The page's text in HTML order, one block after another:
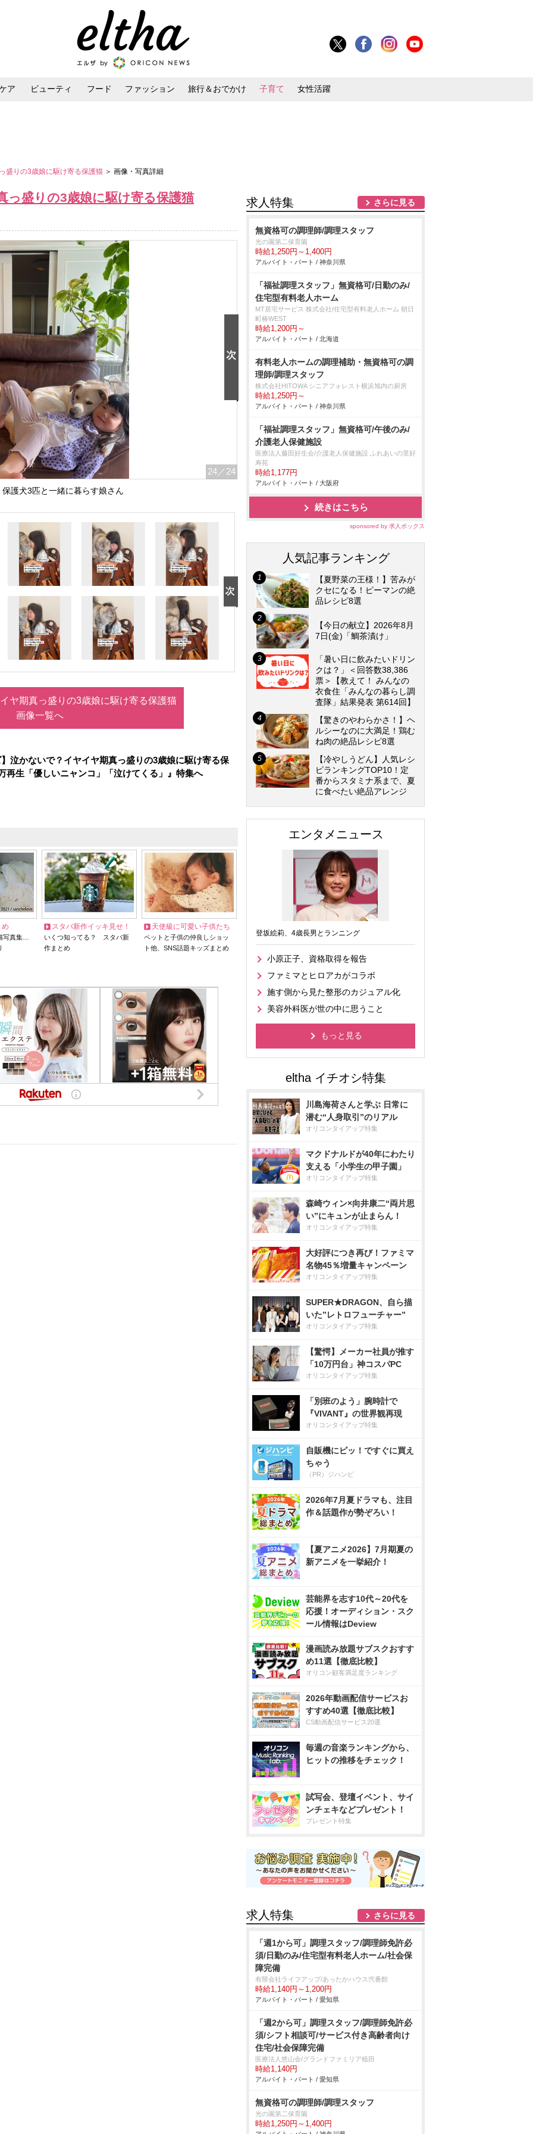
ア ビューティ フード ファッション 旅行＆おでかけ 子育て 女性活躍
盛りの3歳娘に駆け寄る保護猫 ＞ 画像・写真詳細
っ盛りの3歳娘に駆け寄る保護猫
24 ／24
護犬3匹と一緒に暮らす娘さん
ヤ期真っ盛りの3歳娘に駆け寄る保護猫
画像一覧へ
泣かないで？イヤイヤ期真っ盛りの3歳娘に駆け寄る保
再生「優しいニャンコ」「泣けてくる」』特集へ
め
写真集…
スタバ新作イッキ見せ！
いくつ知ってる？ スタバ新
作まとめ
天使級に可愛い子供たち
ペットと子供の仲良しショッ
ト他、SNS話題キッズまとめ
求人特集 さらに見る
無資格可の調理師/調理スタッフ
光の園第二保育園
時給1,250円～1,400円
アルバイト・パート / 神奈川県
「福祉調理スタッフ」無資格可/日勤のみ/
住宅型有料老人ホーム
MT居宅サービス 株式会社/住宅型有料老人ホーム 朝日
町椿WEST
時給1,200円～
アルバイト・パート / 北海道
有料老人ホームの調理補助・無資格可の調
理師/調理スタッフ
株式会社HITOWA シニアフォレスト横浜旭内の厨房
時給1,250円～
アルバイト・パート / 神奈川県
「福祉調理スタッフ」無資格可/午後のみ/
介護老人保健施設
医療法人藤田好生会/介護老人保健施設 ふれあいの里好
寿苑
時給1,177円
アルバイト・パート / 大阪府
続きはこちら
sponsored by 求人ボックス
人気記事ランキング
【夏野菜の王様！】苦みが
クセになる！ピーマンの絶
品レシピ8選
【今日の献立】2026年8月
7日(金)「鯛茶漬け」
「暑い日に飲みたいドリン
クは？」＜回答数38,386
票＞【教えて！ みんなの
衣食住「みんなの暮らし調
査隊」結果発表 第614回】
【驚きのやわらかさ！】ヘ
ルシーなのに大満足！鶏む
ね肉の絶品レシピ8選
【冷やしうどん】人気レシ
ピランキングTOP10！定
番からスタミナ系まで、夏
に食べたい絶品アレンジ
エンタメニュース
登坂絵莉、4歳長男とランニング
小原正子、資格取得を報告
ファミマとヒロアカがコラボ
施す側から見た整形のカジュアル化
美容外科医が世の中に思うこと
もっと見る
川島海荷さんと学ぶ 日常に
潜む“人身取引”のリアル
オリコンタイアップ特集
マクドナルドが40年にわたり
支える「小学生の甲子園」
オリコンタイアップ特集
森崎ウィン×向井康二“両片思
い”にキュンが止まらん！
オリコンタイアップ特集
大好評につき再び！ファミマ
名物45％増量キャンペーン
オリコンタイアップ特集
SUPER★DRAGON、自ら描
いた”レトロフューチャー”
オリコンタイアップ特集
【驚愕】メーカー社員が推す
「10万円台」神コスパPC
オリコンタイアップ特集
「別班のよう」腕時計で
『VIVANT』の世界観再現
オリコンタイアップ特集
自販機にピッ！ですぐに買え
ちゃう
（PR）ジハンピ
2026年7月夏ドラマも、注目
作＆話題作が勢ぞろい！
【夏アニメ2026】7月期夏の
新アニメを一挙紹介！
芸能界を志す10代～20代を
応援！オーディション・スク
ール情報はDeview
漫画読み放題サブスクおすす
め11選【徹底比較】
オリコン顧客満足度ランキング
2026年動画配信サービスお
すすめ40選【徹底比較】
CS動画配信サービス20選
毎週の音楽ランキングから、
ヒットの推移をチェック！
試写会、登壇イベント、サイ
ンチェキなどプレゼント！
プレゼント特集
求人特集 さらに見る
「週1から可」調理スタッフ/調理師免許必
須/日勤のみ/住宅型有料老人ホーム/社会保
障完備
有限会社ライフアップ/あったかハウス弐番館
時給1,140円～1,200円
アルバイト・パート / 愛知県
「週2から可」調理スタッフ/調理師免許必
須/シフト相談可/サービス付き高齢者向け
住宅/社会保障完備
医療法人悠山会/グランドファミリア植田
時給1,140円
アルバイト・パート / 愛知県
無資格可の調理師/調理スタッフ
光の園第二保育園
時給1,250円～1,400円